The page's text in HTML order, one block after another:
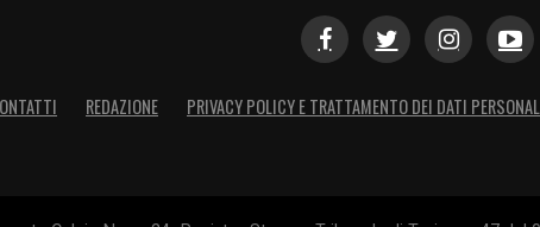
REDAZIONE PRIVACY POLICY E TRATTAMENTO DEI DATI